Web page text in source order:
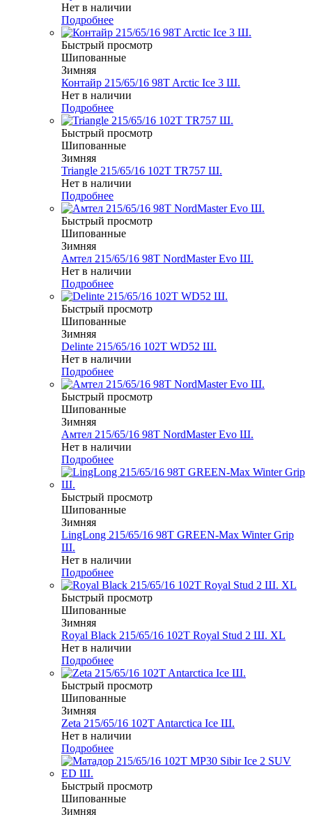
Нет в наличии
Подробнее
Быстрый просмотр
Шипованные
Зимняя
Контайр 215/65/16 98T Arctic Ice 3 Ш.
Нет в наличии
Подробнее
Быстрый просмотр
Шипованные
Зимняя
Triangle 215/65/16 102T TR757 Ш.
Нет в наличии
Подробнее
Быстрый просмотр
Шипованные
Зимняя
Амтел 215/65/16 98T NordMaster Evo Ш.
Нет в наличии
Подробнее
Быстрый просмотр
Шипованные
Зимняя
Delinte 215/65/16 102T WD52 Ш.
Нет в наличии
Подробнее
Быстрый просмотр
Шипованные
Зимняя
Амтел 215/65/16 98T NordMaster Evo Ш.
Нет в наличии
Подробнее
Быстрый просмотр
Шипованные
Зимняя
LingLong 215/65/16 98T GREEN-Max Winter Grip
Ш.
Нет в наличии
Подробнее
Быстрый просмотр
Шипованные
Зимняя
Royal Black 215/65/16 102T Royal Stud 2 Ш. XL
Нет в наличии
Подробнее
Быстрый просмотр
Шипованные
Зимняя
Zeta 215/65/16 102T Antarctica Ice Ш.
Нет в наличии
Подробнее
Быстрый просмотр
Шипованные
Зимняя